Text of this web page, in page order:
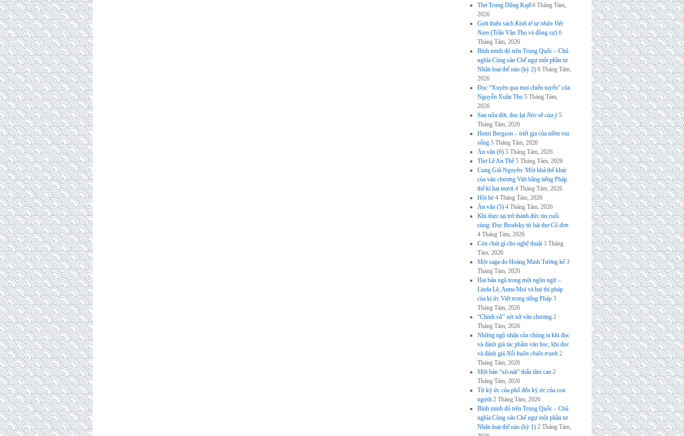
Thơ Trung Dũng Kqđ 6 Tháng Tám,
2026
Giới thiệu sách Kinh tế tư nhân Việt
Nam (Trần Văn Thọ và đồng sự) 6
Tháng Tám, 2026
Bình minh đỏ trên Trung Quốc – Chủ
nghĩa Cộng sản Chế ngự một phần tư
Nhân loại thế nào (kỳ 2) 6 Tháng Tám,
2026
Đọc “Xuyên qua mọi chiến tuyến” của
Nguyễn Xuân Thọ 5 Tháng Tám,
2026
Sau nửa đời, đọc lại Nẻo về của ý 5
Tháng Tám, 2026
Henri Bergson – triết gia của niềm vui
sống 5 Tháng Tám, 2026
Án văn (6) 5 Tháng Tám, 2026
Thơ Lê An Thế 5 Tháng Tám, 2026
Cung Giũ Nguyên: Một khả thể khác
của văn chương Việt bằng tiếng Pháp
thế kỉ hai mươi 4 Tháng Tám, 2026
Hội hè 4 Tháng Tám, 2026
Án văn (5) 4 Tháng Tám, 2026
Khi thực tại trở thành đức tin cuối
cùng: Đọc Brodsky từ bài thơCô đơn
4 Tháng Tám, 2026
Còn chút gì cho nghệ thuật 3 Tháng
Tám, 2026
Một saga do Hoàng Minh Tường kể 3
Tháng Tám, 2026
Hai bản ngã trong một ngôn ngữ –
Linda Lê, Anna Moï và hai thi pháp
của kí ức Việt trong tiếng Pháp 3
Tháng Tám, 2026
“Chính sử” xét xử văn chương 2
Tháng Tám, 2026
Những ngộ nhận của chúng ta khi đọc
và đánh giá tác phẩm văn học, khi đọc
và đánh giá Nỗi buồn chiến tranh 2
Tháng Tám, 2026
Một bản “xô-nát” thấu tâm can 2
Tháng Tám, 2026
Từ ký ức của phố đến ký ức của con
người 2 Tháng Tám, 2026
Bình minh đỏ trên Trung Quốc – Chủ
nghĩa Cộng sản Chế ngự một phần tư
Nhân loại thế nào (kỳ 1) 2 Tháng Tám,